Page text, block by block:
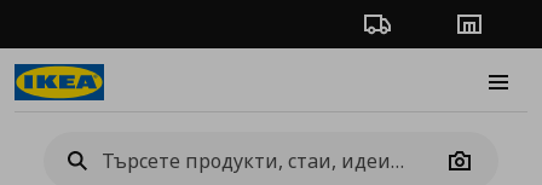
Проследяване на
Camera